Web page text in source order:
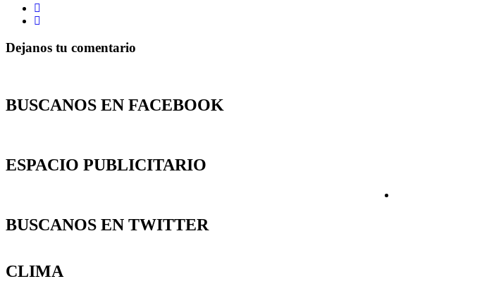
Dejanos tu comentario
BUSCANOS EN FACEBOOK
ESPACIO PUBLICITARIO
BUSCANOS EN TWITTER
CLIMA